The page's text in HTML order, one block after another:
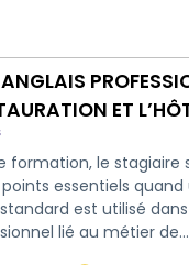
ET
formation, le stagiaire
essentiels quand
est utilisé
lié au métier de